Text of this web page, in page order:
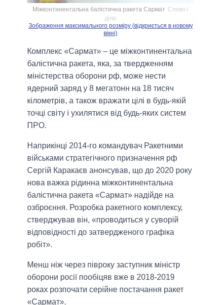
Міжконтинентальна балістична ракета Сармат Слово і
діло
Зображення максимального розміру (відкриється в новому
вікні)
Комплекс «Сармат» – це міжконтинентальна
балістична ракета, яка, за твердженням
міністерства оборони рф, може нести
ядерний заряд у 8 мегатонн на 18 тисяч
кілометрів, а також вражати цілі в будь-якій
точці світу і ухилятися від будь-яких систем
ПРО.
Наприкінці 2014-го командувач Ракетними
військами стратегічного призначення рф
Сергій Каракаєв анонсував, що до 2020 року
нова важка рідинна міжконтинентальна
балістична ракета «Сармат» надійде на
озброєння. Розробка ракетного комплексу,
стверджував він, «проводиться у суворій
відповідності до затвердженого графіка
робіт».
Менш ніж через півроку заступник міністр
оборони росії пообіцяв вже в 2018-2019
роках розпочати серійне постачання ракет
«Сармат».